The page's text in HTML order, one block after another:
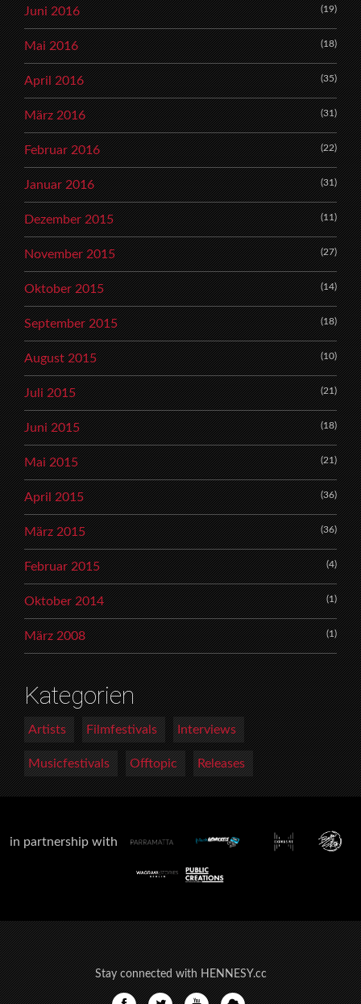
Juni 2016 (19)
Mai 2016 (18)
April 2016 (35)
März 2016 (31)
Februar 2016 (22)
Januar 2016 (31)
Dezember 2015 (11)
November 2015 (27)
Oktober 2015 (14)
September 2015 (18)
August 2015 (10)
Juli 2015 (21)
Juni 2015 (18)
Mai 2015 (21)
April 2015 (36)
März 2015 (36)
Februar 2015 (4)
Oktober 2014 (1)
März 2008 (1)
Kategorien
Artists Filmfestivals Interviews
Musicfestivals Offtopic Releases
in partnership with
Stay connected with HENNESY.cc